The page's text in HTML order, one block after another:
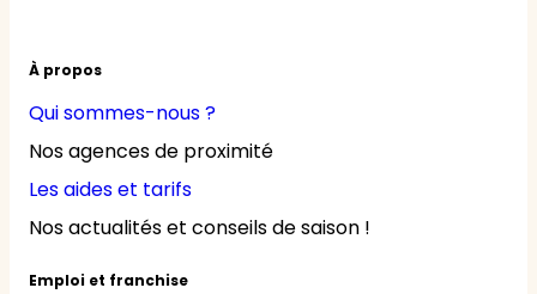
À propos
Qui sommes-nous ?
Nos agences de proximité
Les aides et tarifs
Nos actualités et conseils de saison !
Emploi et franchise